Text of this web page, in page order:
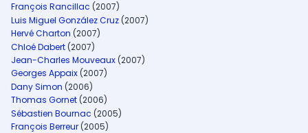
François Rancillac (2007)
Luis Miguel González Cruz (2007)
Hervé Charton (2007)
Chloé Dabert (2007)
Jean-Charles Mouveaux (2007)
Georges Appaix (2007)
Dany Simon (2006)
Thomas Gornet (2006)
Sébastien Bournac (2005)
François Berreur (2005)